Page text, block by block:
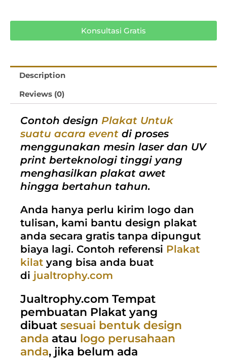
Konsultasi Gratis
Description
Reviews (0)
Contoh design Plakat Untuk
suatu acara event di proses
menggunakan mesin laser dan UV
print berteknologi tinggi yang
menghasilkan plakat awet
hingga bertahun tahun.
Anda hanya perlu kirim logo dan
tulisan, kami bantu design plakat
anda secara gratis tanpa dipungut
biaya lagi. Contoh referensi Plakat
kilat yang bisa anda buat
di jualtrophy.com
Jualtrophy.com Tempat
pembuatan Plakat yang
dibuat sesuai bentuk design
anda atau logo perusahaan
anda, jika belum ada